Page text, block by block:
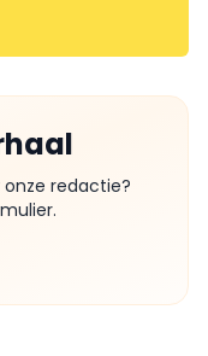
redactie?